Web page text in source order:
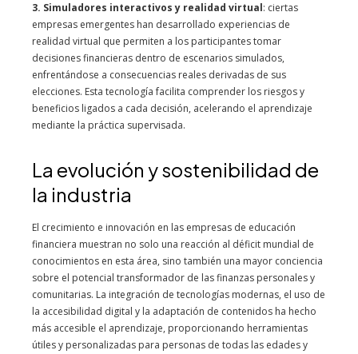
3. Simuladores interactivos y realidad virtual: ciertas
empresas emergentes han desarrollado experiencias de
realidad virtual que permiten a los participantes tomar
decisiones financieras dentro de escenarios simulados,
enfrentándose a consecuencias reales derivadas de sus
elecciones. Esta tecnología facilita comprender los riesgos y
beneficios ligados a cada decisión, acelerando el aprendizaje
mediante la práctica supervisada.
La evolución y sostenibilidad de
la industria
El crecimiento e innovación en las empresas de educación
financiera muestran no solo una reacción al déficit mundial de
conocimientos en esta área, sino también una mayor conciencia
sobre el potencial transformador de las finanzas personales y
comunitarias. La integración de tecnologías modernas, el uso de
la accesibilidad digital y la adaptación de contenidos ha hecho
más accesible el aprendizaje, proporcionando herramientas
útiles y personalizadas para personas de todas las edades y